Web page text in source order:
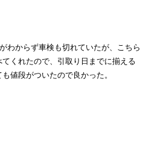
わからず車検も切れていたが、こちら
くれたので、引取り日までに揃える
値段がついたので良かった。